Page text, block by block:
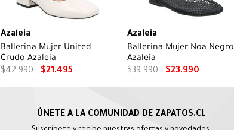
Azaleia
Ballerina Mujer United
Crudo Azaleia
$42.990 $21.495
Azaleia
Ballerina Mujer Noa Negro
Azaleia
$39.990 $23.990